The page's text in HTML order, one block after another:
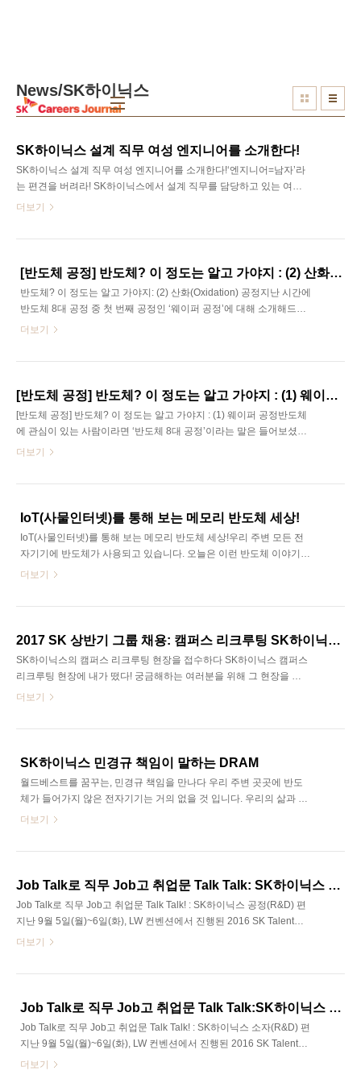
News/SK하이닉스
SK하이닉스 설계 직무 여성 엔지니어를 소개한다!
SK하이닉스 설계 직무 여성 엔지니어를 소개한다!‘엔지니어=남자’라
는 편견을 버려라! SK하이닉스에서 설계 직무를 담당하고 있는 여성
엔지니어를 소개합니다. 남성 엔지니어도 많지만, 성에 관계없이 누
은 선임님을 만나 설계 직무의 여성 엔지니어로서의 이야기를 들어보
았습니다. SK Careers Editor 이미진 Q. 우선 인터뷰에 응해주셔서 감
사합니다. 현재 일하고 있는 분야를 포함하여 간단한 자기소개 부탁
드립니다.안녕하세요. DRAM 설계 본부 TCD그룹 Mobile Core
Design 김지은 선임입..
더보기
[반도체 공정] 반도체? 이 정도는 알고 가야지 : (2) 산화(Oxidation) 공정
반도체? 이 정도는 알고 가야지: (2) 산화(Oxidation) 공정지난 시간에
반도체 8대 공정 중 첫 번째 공정인 ‘웨이퍼 공정’에 대해 소개해드렸
었는데요. 오늘은 그렇게 힘들게 만들어진 웨이퍼 표면을 보호하기
‘산화 공정’이란, 실리콘(Si) 기판 위에 산화제(물(H2O), 산소(O2))와
열에너지를 공급하여 이산화규소(SiO2) 막을 형성하는 공정을 말합
니다. 이때 만들어지는 산화막은 회로와 회로 사이에 누설 전류가 흐
르는 것을 막아줄 뿐만 아니라, 이온주입공정에서 확산 막아주는..
더보기
[반도체 공정] 반도체? 이 정도는 알고 가야지 : (1) 웨이퍼 공정
[반도체 공정] 반도체? 이 정도는 알고 가야지 : (1) 웨이퍼 공정반도체
에 관심이 있는 사람이라면 ‘반도체 8대 공정’이라는 말은 들어보셨겠
죠? 반도체 8대 공정이란 반도체의 완성까지 거치는 수 많은 과정을
이미진 1. 웨이퍼를 만드는 데 필요한 재료 : 실리콘웨이퍼를 만들기
위해서는 실리콘이 필요합니다. 실로콘은 지구상에 아주 풍부할 뿐만
아니라, 독성이 없어서 환경적으로 우수하다는 장점을 가지고 있죠.
혹시 반도체 집적회로(Semiconductor Intergrated Circu..
더보기
IoT(사물인터넷)를 통해 보는 메모리 반도체 세상!
IoT(사물인터넷)를 통해 보는 메모리 반도체 세상!우리 주변 모든 전
자기기에 반도체가 사용되고 있습니다. 오늘은 이런 반도체 이야기에
‘IoT’라는 기술을 엮어서 설명해드릴 텐데요. ‘IoT(사물인터넷)’ 안 들
인지, SK하이닉스는 어떤 일을 하고 있는지 저와 함께 알아보겠습니
다. SK Careers Editor 이미진 #1. IoT(사물인터넷)란?사물인터넷이
란, 간단히 말하면 사물과 사물이 인터넷으로 대화를 나누는 것입니
다. 예를 들어, 출근 전 교통사고로 출근길 도로가 심하게 막힐 것이라
는 뉴..
더보기
2017 SK 상반기 그룹 채용: 캠퍼스 리크루팅 SK하이닉스 편
SK하이닉스의 캠퍼스 리크루팅 현장을 접수하다 SK하이닉스 캠퍼스
리크루팅 현장에 내가 떴다! 궁금해하는 여러분을 위해 그 현장을 샅
샅이 취재하여 돌아왔습니다. 꿀팁 보장! 캠퍼스 리크루팅에 찾아온
공대생들의 SK하이닉스에 대한 관심이 어느 정도였는지 한번 확인해
볼까요? 제법 컸던 상담회 부스였음에도 불구하고, 학생들의 발길은
끊기지 않았습니다. 캠퍼스 리크루팅 상담회에 찾아오신 사원님 인터
뷰를 위해서 저도 줄을 서고 기다려야 할 정도였으니까요. 그 뜨거웠
던 현장 분위기 상상 되시나요? SK하이닉스..
더보기
SK하이닉스 민경규 책임이 말하는 DRAM
월드베스트를 꿈꾸는, 민경규 책임을 만나다 우리 주변 곳곳에 반도
체가 들어가지 않은 전자기기는 거의 없을 것 입니다. 우리의 삶과 가
장 가까운 스마트폰 역시 반도체가 내장되어 있습니다. 실생활에서
니다. SK Careers Editor 김혜민 “안녕하세요! 미래기술연구원
DRAM 소자기술그룹 민경규 책임이라고 합니다.” 자신을 소개하는
그의 목소리에는 업무에 대한 애정과 열정이 담겨있었습니다. 극한의
확률에 도전하는, 불가능을 가능케 만드는 그들이 있어 세상을 변화
시킬 수 있는 것 아닐까요? 지금부터 에디터와..
더보기
Job Talk로 직무 Job고 취업문 Talk Talk: SK하이닉스 공정(R&D) 편
Job Talk로 직무 Job고 취업문 Talk Talk! : SK하이닉스 공정(R&D) 편
지난 9월 5일(월)~6일(화), LW 컨벤션에서 진행된 2016 SK Talent
Festival이 큰 화제를 모았다. Careers 상담을 시작으로 Careers 특
니다! 혹시라도 참여하지 못한 취준생들을 위해 SK가 Job Talk의 풀
영상을 공개했다. SK그룹 내 주요 관계사 13개 내 18개의 직무에 대
해 깊숙이 알아 볼 수 있는 이번 영상, 안 보고는 못 배길 걸!? SK Ca..
더보기
Job Talk로 직무 Job고 취업문 Talk Talk:SK하이닉스 소자(R&D)
Job Talk로 직무 Job고 취업문 Talk Talk! : SK하이닉스 소자(R&D) 편
지난 9월 5일(월)~6일(화), LW 컨벤션에서 진행된 2016 SK Talent
Festival이 큰 화제를 모았다. Careers 상담을 시작으로 Careers 특
더보기